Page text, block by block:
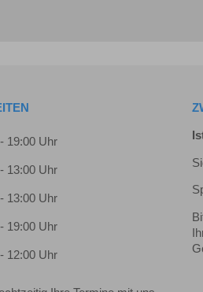
19:00 Uhr
13:00 Uhr
13:00 Uhr
19:00 Uhr
12:00 Uhr